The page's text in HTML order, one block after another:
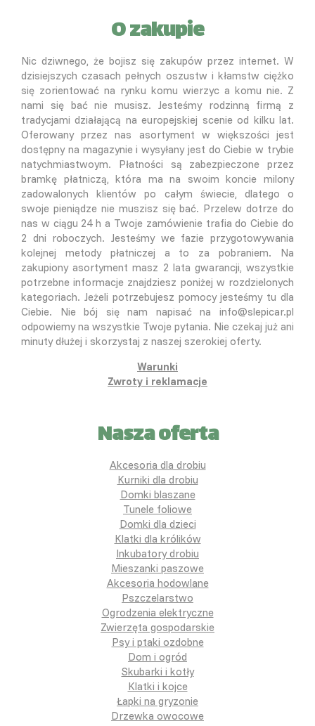
O zakupie
Nic dziwnego, że bojisz się zakupów przez internet. W
dzisiejszych czasach pełnych oszustw i kłamstw ciężko
się zorientować na rynku komu wierzyc a komu nie. Z
nami się bać nie musisz. Jesteśmy rodzinną firmą z
tradycjami działającą na europejskiej scenie od kilku lat.
Oferowany przez nas asortyment w większości jest
dostępny na magazynie i wysyłany jest do Ciebie w trybie
natychmiastwoym. Płatności są zabezpieczone przez
bramkę płatniczą, która ma na swoim koncie milony
zadowalonych klientów po całym świecie, dlatego o
swoje pieniądze nie muszisz się bać. Przelew dotrze do
nas w ciągu 24 h a Twoje zamówienie trafia do Ciebie do
2 dni roboczych. Jesteśmy we fazie przygotowywania
kolejnej metody płatniczej a to za pobraniem. Na
zakupiony asortyment masz 2 lata gwarancji, wszystkie
potrzebne informacje znajdziesz poniżej w rozdzielonych
kategoriach. Jeżeli potrzebujesz pomocy jesteśmy tu dla
Ciebie. Nie bój się nam napisać na info@slepicar.pl
odpowiemy na wszystkie Twoje pytania. Nie czekaj już ani
minuty dłużej i skorzystaj z naszej szerokiej oferty.
Warunki
Zwroty i reklamacje
Nasza oferta
Akcesoria dla drobiu
Kurniki dla drobiu
Domki blaszane
Tunele foliowe
Domki dla dzieci
Klatki dla królików
Inkubatory drobiu
Mieszanki paszowe
Akcesoria hodowlane
Pszczelarstwo
Ogrodzenia elektryczne
Zwierzęta gospodarskie
Psy i ptaki ozdobne
Dom i ogród
Skubarki i kotły
Klatki i kojce
Łapki na gryzonie
Drzewka owocowe